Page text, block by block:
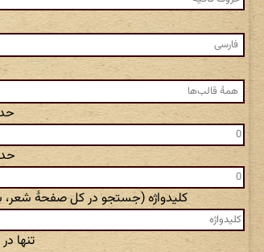
کلیدواژه (جستجو در کل صفحهٔ شعر،
تنها